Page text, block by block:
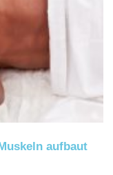
aufbaut